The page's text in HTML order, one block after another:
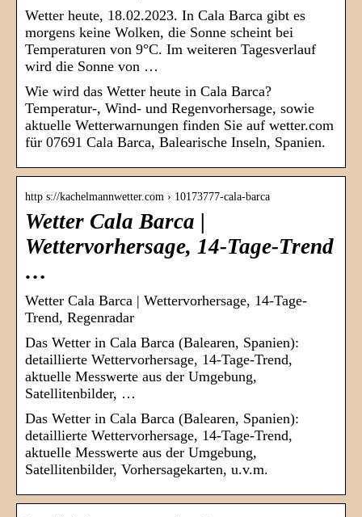
Wetter heute, 18.02.2023. In Cala Barca gibt es
morgens keine Wolken, die Sonne scheint bei
Temperaturen von 9°C. Im weiteren Tagesverlauf
wird die Sonne von …
Wie wird das Wetter heute in Cala Barca?
Temperatur-, Wind- und Regenvorhersage, sowie
aktuelle Wetterwarnungen finden Sie auf wetter.com
für 07691 Cala Barca, Balearische Inseln, Spanien.
http s://kachelmannwetter.com › 10173777-cala-barca
Wetter Cala Barca |
Wettervorhersage, 14-Tage-Trend
…
Wetter Cala Barca | Wettervorhersage, 14-Tage-
Trend, Regenradar
Das Wetter in Cala Barca (Balearen, Spanien):
detaillierte Wettervorhersage, 14-Tage-Trend,
aktuelle Messwerte aus der Umgebung,
Satellitenbilder, …
Das Wetter in Cala Barca (Balearen, Spanien):
detaillierte Wettervorhersage, 14-Tage-Trend,
aktuelle Messwerte aus der Umgebung,
Satellitenbilder, Vorhersagekarten, u.v.m.